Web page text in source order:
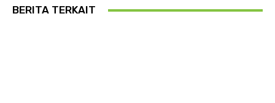
BERITA TERKAIT